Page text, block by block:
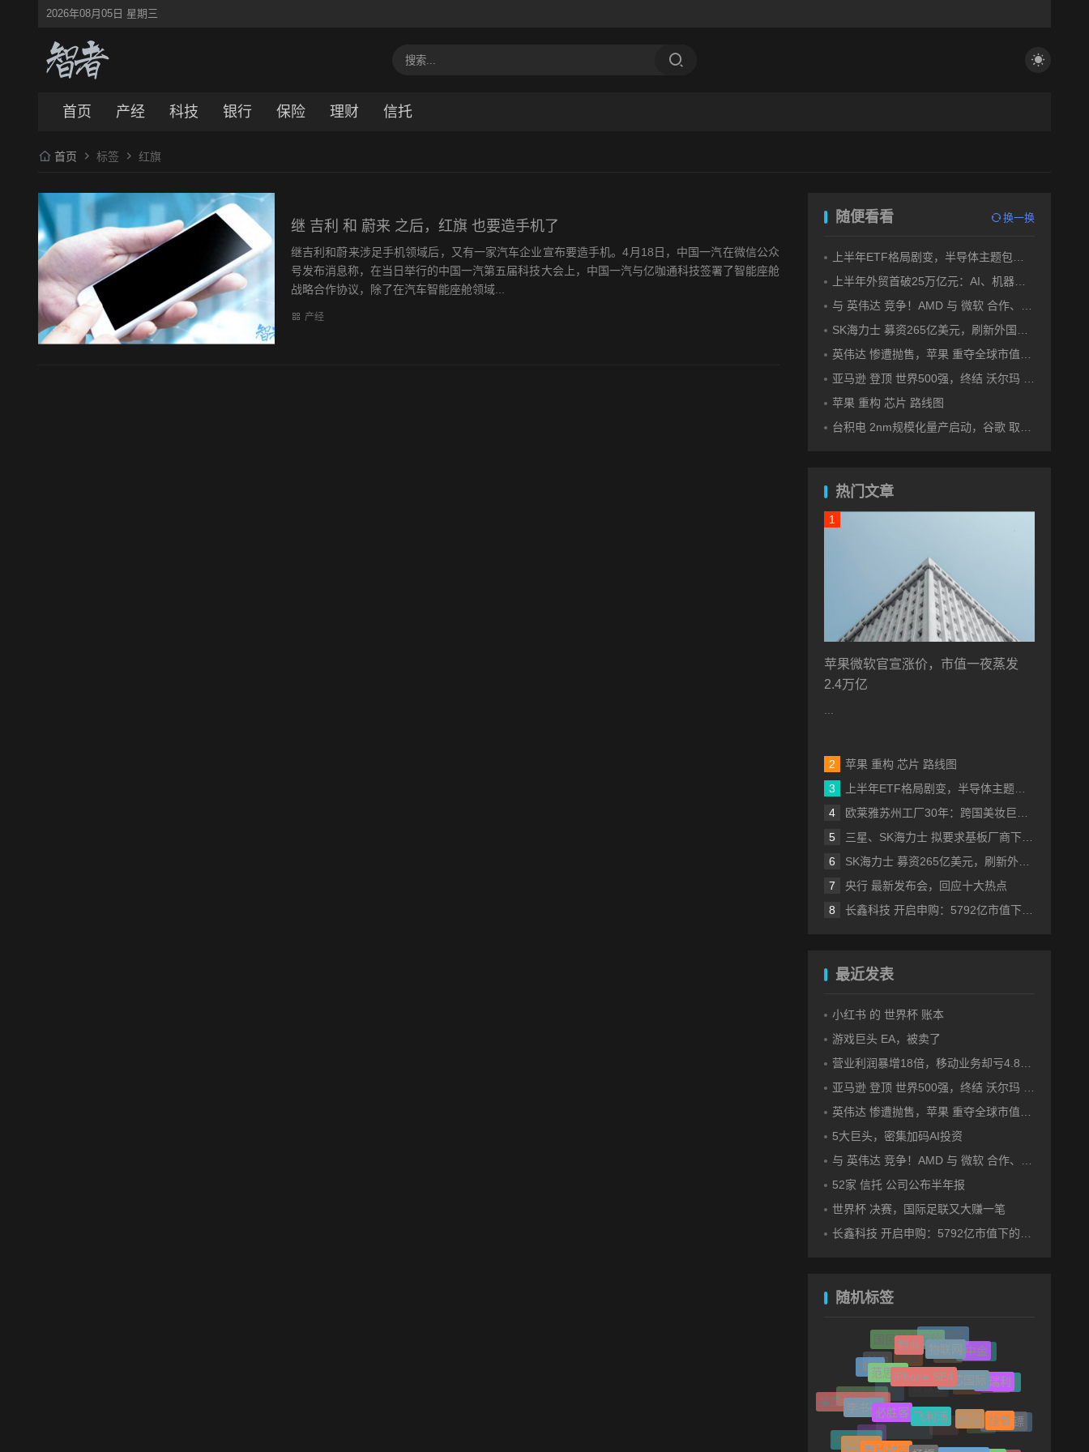
2026年08月05日 星期三
首页 产经 科技 银行 保险 理财 信托
首页 标签 红旗
继 吉利 和 蔚来 之后，红旗 也要造手机了
继吉利和蔚来涉足手机领域后，又有一家汽车企业宣布要造手机。4月18日，中国一汽在微信公众
号发布消息称，在当日举行的中国一汽第五届科技大会上，中国一汽与亿咖通科技签署了智能座舱
战略合作协议，除了在汽车智能座舱领域...
产经
随便看看 换一换
上半年ETF格局剧变，半导体主题包揽“翻倍基”
上半年外贸首破25万亿元：AI、机器人 成出口新引擎
与 英伟达 竞争！AMD 与 微软 合作、将交付机架级系统Helios
SK海力士 募资265亿美元，刷新外国企业赴美IPO纪录
英伟达 惨遭抛售，苹果 重夺全球市值第一，释放什么信号？
亚马逊 登顶 世界500强，终结 沃尔玛 连续12年领跑纪录
苹果 重构 芯片 路线图
台积电 2nm规模化量产启动，谷歌 取代苹果成首发客户
热门文章
苹果微软官宣涨价，市值一夜蒸发
2.4万亿
苹果 重构 芯片 路线图
上半年ETF格局剧变，半导体主题包揽“翻倍基”
欧莱雅苏州工厂30年：跨国美妆巨头的中国制造样本
三星、SK海力士 拟要求基板厂商下半年降价
SK海力士 募资265亿美元，刷新外国企业赴美IPO纪录
央行 最新发布会，回应十大热点
长鑫科技 开启申购：5792亿市值下的一场资本狂欢
最近发表
小红书 的 世界杯 账本
游戏巨头 EA，被卖了
营业利润暴增18倍，移动业务却亏4.85亿美元：三星 AI红利的另一面
亚马逊 登顶 世界500强，终结 沃尔玛 连续12年领跑纪录
英伟达 惨遭抛售，苹果 重夺全球市值第一，释放什么信号？
5大巨头，密集加码AI投资
与 英伟达 竞争！AMD 与 微软 合作、将交付机架级系统Helios
52家 信托 公司公布半年报
世界杯 决赛，国际足联又大赚一笔
长鑫科技 开启申购：5792亿市值下的一场资本狂欢
随机标签
社区超市
国民养老保险
鞋业 物联网 中金
重疾险
火星
港股
长安
耶鲁范思哲iPhone SE4中芯国际马瑞利
少林
天玑
飞猪
餐饮业
网球
中信出版
美国共和银行
李书福必胜客 网站 快餐
保镖
中铁信托
NBA
安保
TOP TOY
百胜
中公教育
诺贝尔春秋航空 杨振 智能戒指